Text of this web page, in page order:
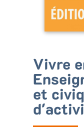
Recevez des
Vivre
et